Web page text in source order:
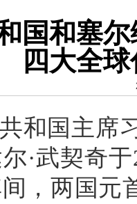
国和塞
四大全
和国主席
·武契奇
，两国元